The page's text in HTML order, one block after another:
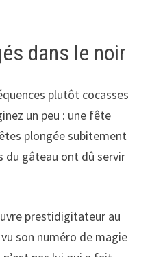
dans le noir
plutôt cocasses
un peu : une fête
plongée subitement
du gâteau ont dû servir
prestidigitateur au
son numéro de magie